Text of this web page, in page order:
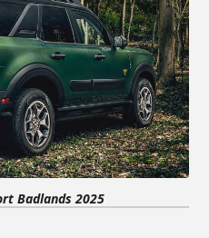
Badlands 2025